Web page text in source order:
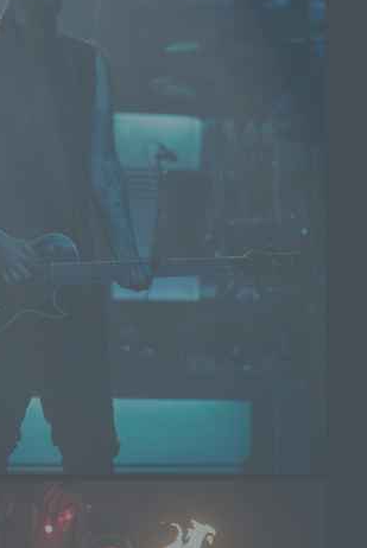
Internetbrowser zugeordnet
in dem das Cookie gespeichert
es den besuchten
und Servern, den individuellen
Person von anderen
die andere Cookies enthalten,
Ein bestimmter Internetbrowser
eindeutige Cookie-ID wiedererkannt
werden.
von Cookies kann den Nutzern
nutzerfreundlichere Services
ohne die Cookie-Setzung nicht
können die Informationen
auf unserer Internetseite im Sinne
optimiert werden. Cookies
wie bereits erwähnt, die
Internetseite wiederzuerkennen.
Wiedererkennung ist es, den
unserer Internetseite zu
Benutzer einer Internetseite, die